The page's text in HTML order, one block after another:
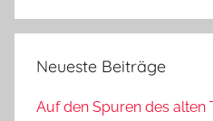
Neueste Beiträge
Auf den Spuren des alten